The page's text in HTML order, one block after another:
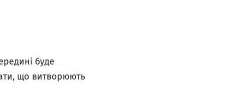
буде
що витворюють